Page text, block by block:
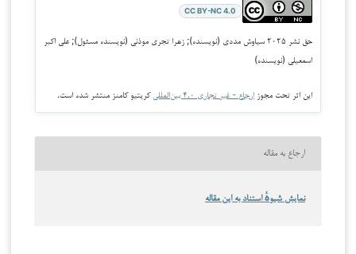
CC BY-NC 4.0
حق نشر ۲۰۲۵ سیاوش مددی (نویسنده); زهرا تجری موذنی (نویسنده مسئول); علی اکبر
اسمعیلی (نویسنده)
این اثر تحت مجوز ارجاع - غیر تجاری ۴.۰ بین‌المللی کریتیو کامنز منتشر شده است.
ارجاع به مقاله
نمایش شیوهٔ استناد به این مقاله